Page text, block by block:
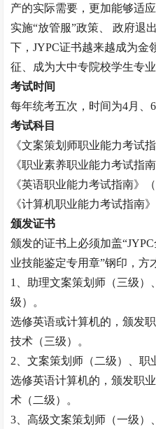
产的实际需要，更加能够适
实施“放管服”政策、 政府退
下，JYPC证书越来越成为金
征、成为大中专院校学生专
考试时间
每年统考五次，时间为4月、
考试科目
《文案策划师职业能力考试
《职业素养职业能力考试指南
《英语职业能力考试指南》
《计算机职业能力考试指南
颁发证书
颁发的证书上必须加盖
业技能鉴定专用章”钢印，方
1、助理文案策划师（三级）
级）。
选修英语或计算机的，颁发
技术（三级）。
2、文案策划师（二级）、职
选修英语计算机的，颁发职
术（二级）。
3、高级文案策划师（一级）